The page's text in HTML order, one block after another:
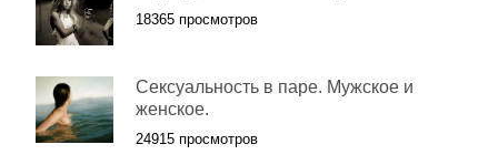
18365 просмотров
Сексуальность в паре. Мужское и
женское.
24915 просмотров